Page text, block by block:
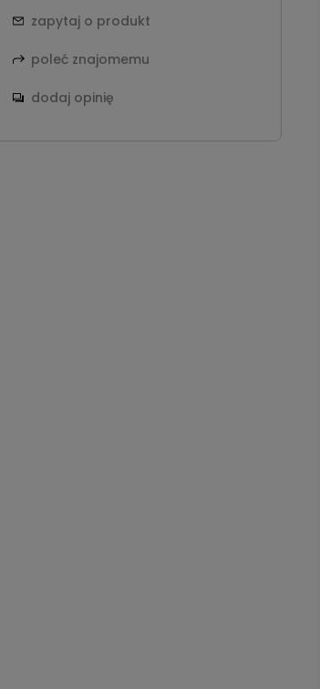
zapytaj o produkt
poleć znajomemu
dodaj opinię